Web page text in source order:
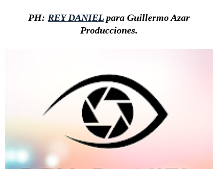
PH: REY DANIELpara Guillermo Azar
Producciones.